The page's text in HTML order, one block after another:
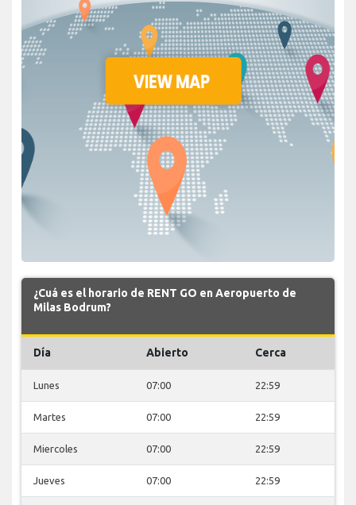
¿Cuá es el horario de RENT GO en Aeropuerto de
Milas Bodrum?
Día Abierto Cerca
Lunes 07:00 22:59
Martes 07:00 22:59
Miercoles 07:00 22:59
Jueves 07:00 22:59